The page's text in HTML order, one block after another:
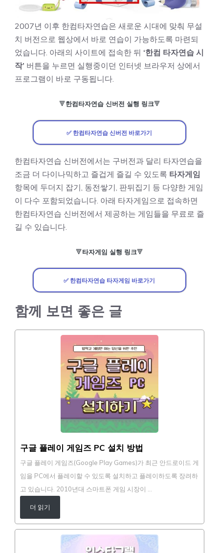
2007년 이후 한컴타자연습은 새로운 시대에 맞춰 무설
치 버전으로 웹상에서 바로 연습이 가능하도록 마련되
었습니다. 아래의 사이트에 접속한 뒤 ‘한컴 타자연습 시
작’ 버튼을 누르면 실행중이던 인터넷 브라우저 상에서
프로그램이 바로 구동됩니다.
🔻한컴타자연습 신버전 실행 링크🔻
✅ 한컴타자연습 신버전 바로가기
한컴타자연습 신버전에서는 구버전과 달리 타자연습을
조금 더 다이나믹하고 즐겁게 즐길 수 있도록 타자게임
항목에 두더지 잡기, 동전쌓기, 판뒤집기 등 다양한 게임
이 다수 포함되었습니다. 아래 타자게임으로 접속하면
한컴타자연습 신버전에서 제공하는 게임들을 무료로 즐
길 수 있습니다.
🔻타자게임 실행 링크🔻
✅ 한컴타자연습 타자게임 바로가기
함께 보면 좋은 글
구글 플레이 게임즈 PC 설치 방법
구글 플레이 게임즈(Google Play Games)가 최근 안드로이드 게
임을 PC에서 플레이할 수 있도록 설치하고 플레이하도록 장려하
고 있습니다. 2010년대 스마트폰 게임 시장이 …
더 읽기